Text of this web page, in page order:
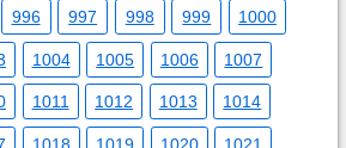
996 997 998 999 1000
1004 1005 1006 1007
1011 1012 1013 1014
1018 1019 1020 1021